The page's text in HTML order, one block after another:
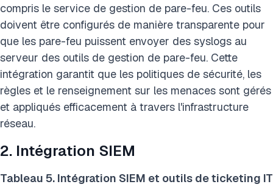
compris le service de gestion de pare-feu. Ces outils
doivent être configurés de manière transparente pour
que les pare-feu puissent envoyer des syslogs au
serveur des outils de gestion de pare-feu. Cette
intégration garantit que les politiques de sécurité, les
règles et le renseignement sur les menaces sont gérés
et appliqués efficacement à travers l'infrastructure
réseau.
2. Intégration SIEM
Tableau 5. Intégration SIEM et outils de ticketing IT